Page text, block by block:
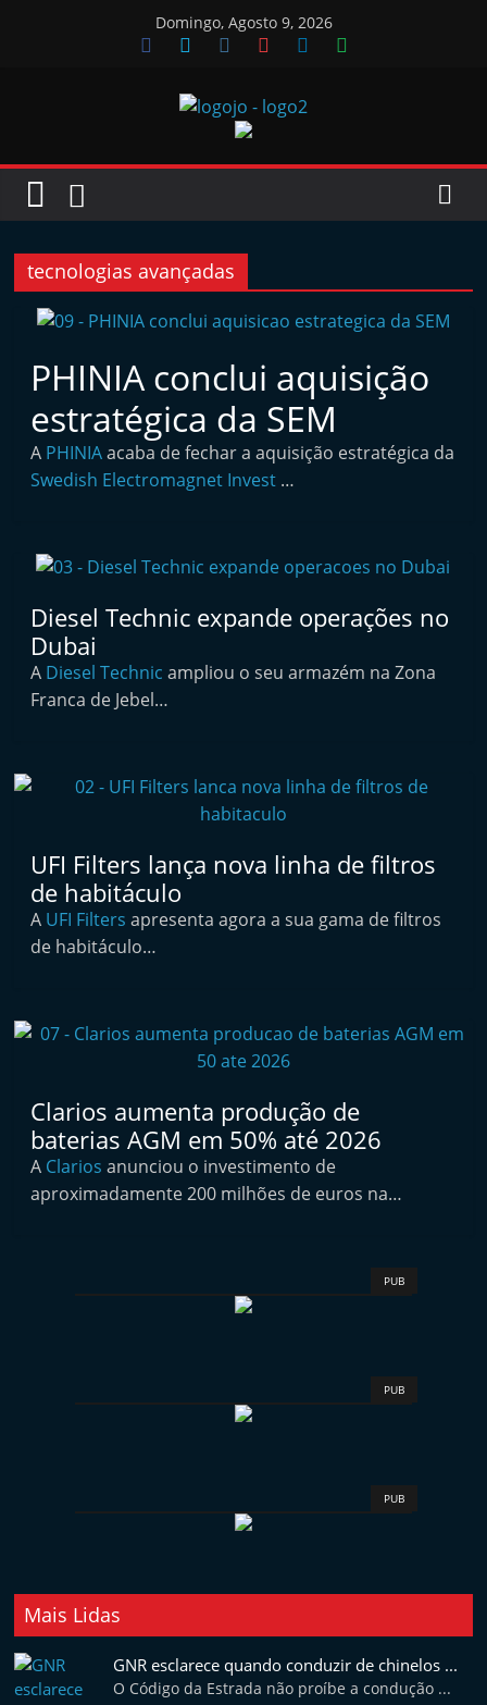
Domingo, Agosto 9, 2026
Jornal
Oficinas
J
r
n
a
l
d
p
n
n
d
o
A
a
r
k
e
P
o
r
t
tecnologias avançadas
PHINIA conclui aquisição
estratégica da SEM
A PHINIAacaba de fechar a aquisição estratégica da
Swedish Electromagnet Invest …
Diesel Technic expande operações no
Dubai
A Diesel Technic ampliou o seu armazém na Zona
Franca de Jebel…
UFI Filters lança nova linha de filtros
de habitáculo
A UFI Filters apresenta agora a sua gama de filtros
de habitáculo…
Clarios aumenta produção de
baterias AGM em 50% até 2026
A Clarios anunciou o investimento de
aproximadamente 200 milhões de euros na…
PUB
PUB
PUB
Mais Lidas
GNR esclarece quando conduzir de chinelos ...
O Código da Estrada não proíbe a condução ...